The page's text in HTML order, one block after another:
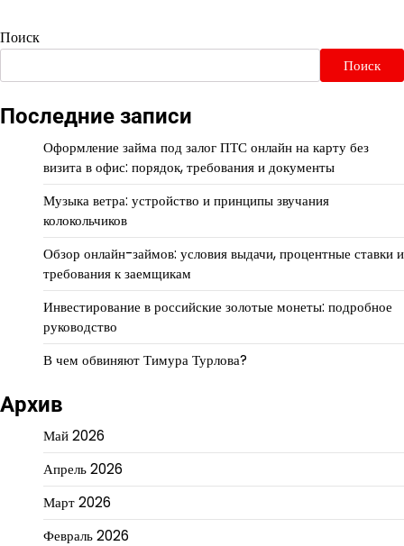
Поиск
Поиск
Последние записи
Оформление займа под залог ПТС онлайн на карту без
визита в офис: порядок, требования и документы
Музыка ветра: устройство и принципы звучания
колокольчиков
Обзор онлайн-займов: условия выдачи, процентные ставки и
требования к заемщикам
Инвестирование в российские золотые монеты: подробное
руководство
В чем обвиняют Тимура Турлова?
Архив
Май 2026
Апрель 2026
Март 2026
Февраль 2026